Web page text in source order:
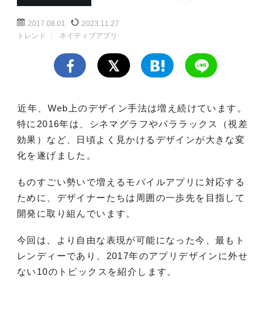
2017.08.01
2023.11.27
トレンド
ネイティブアプリ
近年、Web上のデザイン手法は増え続けています。
特に2016年は、シネマグラフやパララックス（視差
効果）など、日頃よく見かけるデザインが大きな変
化を遂げました。
ものすごい勢いで増えるモバイルアプリに対応する
ために、デザイナーたちは周囲の一歩先を目指して
開発に取り組んでいます。
今回は、より自由な表現が可能になった今、最もト
レンディーであり、2017年のアプリデザインに外せ
ない10のトピックスを紹介します。